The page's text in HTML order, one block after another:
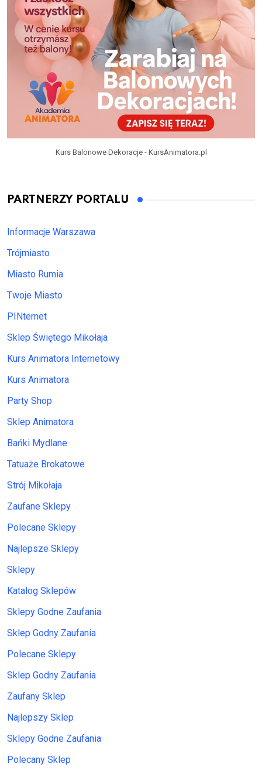
Kurs Balonowe Dekoracje - KursAnimatora.pl
PARTNERZY PORTALU
Informacje Warszawa
Trójmiasto
Miasto Rumia
Twoje Miasto
PINternet
Sklep Świętego Mikołaja
Kurs Animatora Internetowy
Kurs Animatora
Party Shop
Sklep Animatora
Bańki Mydlane
Tatuaże Brokatowe
Strój Mikołaja
Zaufane Sklepy
Polecane Sklepy
Najlepsze Sklepy
Sklepy
Katalog Sklepów
Sklepy Godne Zaufania
Sklep Godny Zaufania
Polecane Sklepy
Sklep Godny Zaufania
Zaufany Sklep
Najlepszy Sklep
Sklepy Godne Zaufania
Polecany Sklep